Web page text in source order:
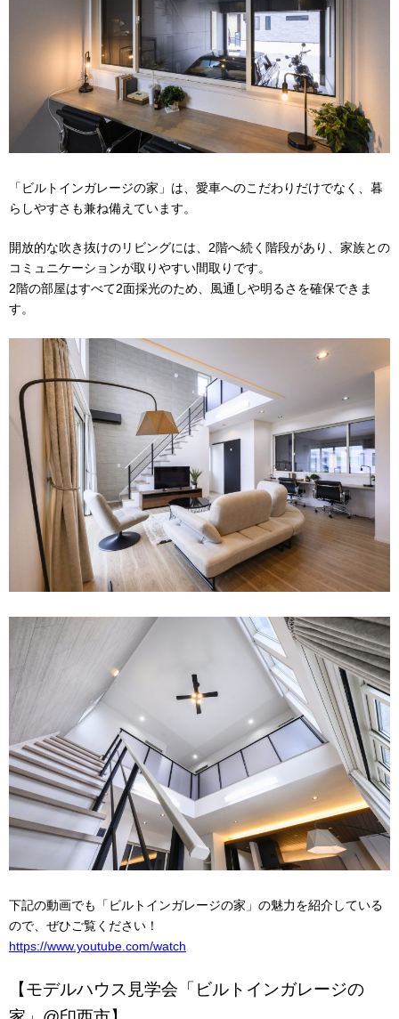
「ビルトインガレージの家」は、愛車へのこだわりだけでなく、暮
らしやすさも兼ね備えています。
開放的な吹き抜けのリビングには、2階へ続く階段があり、家族との
コミュニケーションが取りやすい間取りです。
2階の部屋はすべて2面採光のため、風通しや明るさを確保できま
す。
下記の動画でも「ビルトインガレージの家」の魅力を紹介している
ので、ぜひご覧ください！
https://www.youtube.com/watch
【モデルハウス見学会「ビルトインガレージの